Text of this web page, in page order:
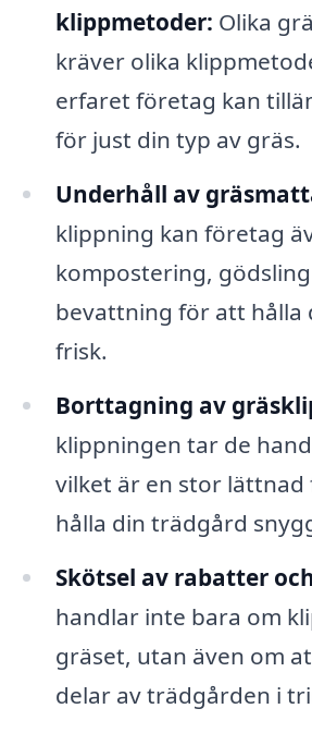
klippmetoder: Olika
kräver olika
erfaret företag kan
för just din typ av gräs.
Underhåll av
klippning kan företag
kompostering,
bevattning för att hålla
frisk.
Borttagning av
klippningen tar de
vilket är en stor lättnad
hålla din trädgård
Skötsel av rabatter
handlar inte bara om
gräset, utan även om
delar av trädgården i